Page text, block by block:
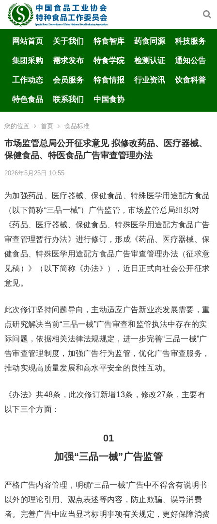
网站首页 关于我们 特食智库 药食同源 科技服务
集团采购 需求发布 特食学院 检测认证 通知公告
工作动态 会员服务 特食情报 行业资讯 饮食科普
特色食品 联系我们 中国食协
您的位置 首页 食品标准
市场监管总局公开征求意见 拟修改药品、医疗器械、
保健食品、特医食品广告审查管理办法
2026年5月25日 10:55
为加强药品、医疗器械、保健食品、特殊医学用途配方食品
（以下简称“三品一械”）广告监管，市场监管总局组织对
《药品、医疗器械、保健食品、特殊医学用途配方食品广告
审查管理暂行办法》进行修订，形成《药品、医疗器械、保
健食品、特殊医学用途配方食品广告审查管理办法（征求意
见稿）》（以下简称《办法》），近日正式向社会公开征求
意见。
此次修订坚持问题导向，主动适应广告新业态发展需要，重
点研究解决当前“三品一械”广告审查和监管执法中存在的实
际问题，依据相关法律法规规定，进一步完善“三品一械”广
告审查管理制度，加强广告行为监管，优化广告审查服务，
推动实现高质量发展和高水平安全的良性互动。
《办法》共48条，此次修订新增13条，修改27条，主要有
以下三个方面：
01
加强“三品一械”广告监管
严格广告内容管理，明确“三品一械”广告中不得含有说明书
以外的理论引用、观点表述等内容，防止欺骗、误导消费
者。完善广告中应当显著标明事项有关规定，更好保障消费